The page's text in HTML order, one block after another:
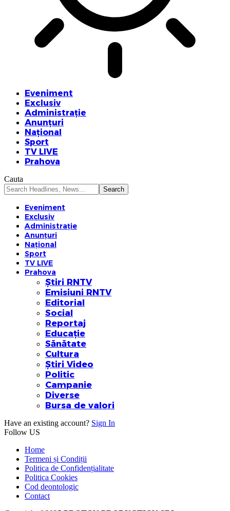
Eveniment
Exclusiv
Administrație
Anunțuri
Național
Sport
TV LIVE
Prahova
Cauta
Eveniment
Exclusiv
Administrație
Anunțuri
Național
Sport
TV LIVE
Prahova
Știri RNTV
Emisiuni RNTV
Editorial
Social
Reportaj
Educație
Sănătate
Cultura
Știri Video
Politic
Campanie
Diverse
Bursa de valori
Have an existing account? Sign In
Follow US
Home
Termeni și Condiții
Politica de Confidențialitate
Politica Cookies
Cod deontologic
Contact